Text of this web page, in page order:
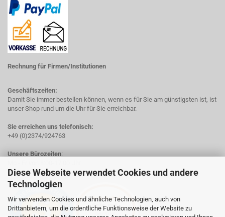
Diese Webseite verwendet Cookies und andere
Technologien
Wir verwenden Cookies und ähnliche Technologien, auch von
Drittanbietern, um die ordentliche Funktionsweise der Website zu
Rechnung für Firmen/Institutionen
Geschäftszeiten:
Damit Sie immer bestellen können, wenn es für Sie am günstigsten ist, ist
unser Shop rund um die Uhr für Sie erreichbar.
Sie erreichen uns telefonisch:
+49 (0)2374/924763
Unsere Bürozeiten: